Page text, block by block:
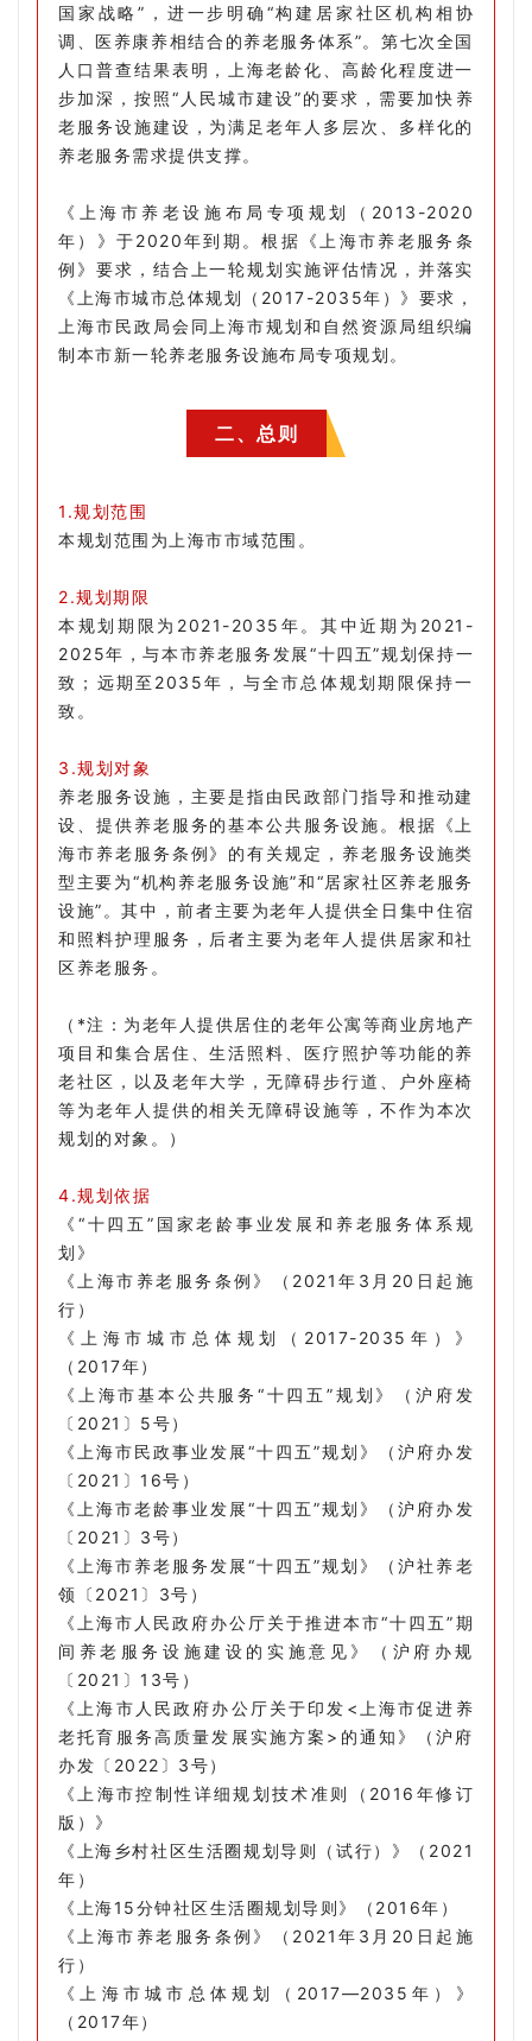
国家战略”，进一步明确“构建居家社区机构相协
调、医养康养相结合的养老服务体系”。第七次全国
人口普查结果表明，上海老龄化、高龄化程度进一
步加深，按照“人民城市建设”的要求，需要加快养
老服务设施建设，为满足老年人多层次、多样化的
养老服务需求提供支撑。
《上海市养老设施布局专项规划（2013-2020
年）》于2020年到期。根据《上海市养老服务条
例》要求，结合上一轮规划实施评估情况，并落实
《上海市城市总体规划（2017-2035年）》要求，
上海市民政局会同上海市规划和自然资源局组织编
制本市新一轮养老服务设施布局专项规划。
二、总则
1.规划范围
本规划范围为上海市市域范围。
2.规划期限
本规划期限为2021-2035年。其中近期为2021-
2025年，与本市养老服务发展“十四五”规划保持一
致；远期至2035年，与全市总体规划期限保持一
致。
3.规划对象
养老服务设施，主要是指由民政部门指导和推动建
设、提供养老服务的基本公共服务设施。根据《上
海市养老服务条例》的有关规定，养老服务设施类
型主要为“机构养老服务设施”和“居家社区养老服务
设施”。其中，前者主要为老年人提供全日集中住宿
和照料护理服务，后者主要为老年人提供居家和社
区养老服务。
（*注：为老年人提供居住的老年公寓等商业房地产
项目和集合居住、生活照料、医疗照护等功能的养
老社区，以及老年大学，无障碍步行道、户外座椅
等为老年人提供的相关无障碍设施等，不作为本次
规划的对象。）
4.规划依据
《“十四五”国家老龄事业发展和养老服务体系规
划》
《上海市养老服务条例》（2021年3月20日起施
行）
《上海市城市总体规划（2017-2035年）》
（2017年）
《上海市基本公共服务“十四五”规划》（沪府发
〔2021〕5号）
《上海市民政事业发展“十四五”规划》（沪府办发
〔2021〕16号）
《上海市老龄事业发展“十四五”规划》（沪府办发
〔2021〕3号）
《上海市养老服务发展“十四五”规划》（沪社养老
领〔2021〕3号）
《上海市人民政府办公厅关于推进本市“十四五”期
间养老服务设施建设的实施意见》（沪府办规
〔2021〕13号）
《上海市人民政府办公厅关于印发<上海市促进养
老托育服务高质量发展实施方案>的通知》（沪府
办发〔2022〕3号）
《上海市控制性详细规划技术准则（2016年修订
版）》
《上海乡村社区生活圈规划导则（试行）》（2021
年）
《上海15分钟社区生活圈规划导则》（2016年）
《上海市养老服务条例》（2021年3月20日起施
行）
《上海市城市总体规划（2017—2035年）》
（2017年）